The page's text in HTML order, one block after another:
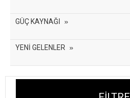
GÜÇ KAYNAĞI
YENİ GELENLER